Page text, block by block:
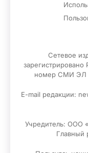
Сетевое
номер СМИ ЭЛ
E-mail редакции:
Учредитель: ООО
Главный